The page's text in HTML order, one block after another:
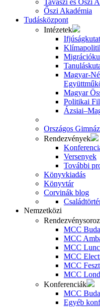
Tavaszi és Őszi
Őszi Akadémia
Tudásközpont
Intézetek
Magyar-
Magyar
Politikai
Országos
Rendezvények
Versenyek
További
Könyvkiadás
Könyvtár
Corvinák blog
Nemzetközi
MCC
MCC
MCC
MCC
MCC Feszt
MCC
Konferenciák
MCC
Egyéb